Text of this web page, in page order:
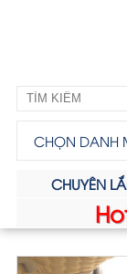
CHỌN DANH
CHUYÊN